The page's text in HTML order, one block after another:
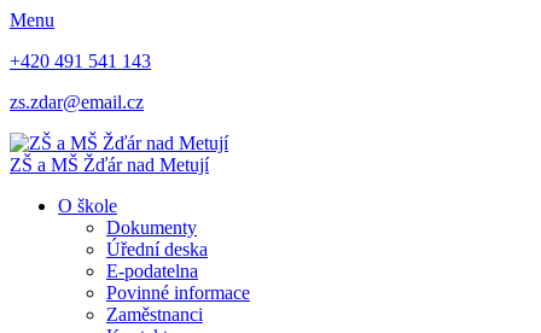
Menu
+420 491 541 143
zs.zdar@email.cz
ZŠ a MŠ Žďár nad Metují
O škole
Dokumenty
Úřední deska
E-podatelna
Povinné informace
Zaměstnanci